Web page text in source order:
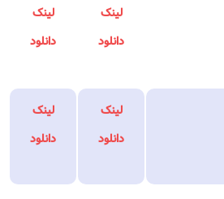
لینک
دانلود
لینک
دانلود
لینک
دانلود
لینک
دانلود